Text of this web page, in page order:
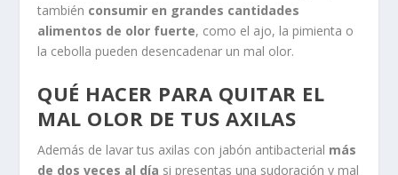
también consumir en grandes cantidades
alimentos de olor fuerte, como el ajo, la pimienta o
la cebolla pueden desencadenar un mal olor.
QUÉ HACER PARA QUITAR EL
MAL OLOR DE TUS AXILAS
Además de lavar tus axilas con jabón antibacterial más
de dos veces al día si presentas una sudoración y mal